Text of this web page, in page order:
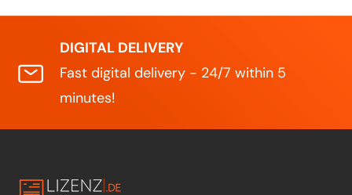
DIGITAL DELIVERY
Fast digital delivery - 24/7 within 5
minutes!